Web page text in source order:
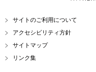
サイトのご利用について
アクセシビリティ方針
サイトマップ
リンク集